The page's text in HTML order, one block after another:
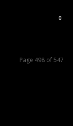
0
Page 498 of 547